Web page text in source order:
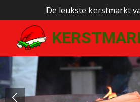
direct
naar
hoofdinhoud
De leukste kerstmarkt